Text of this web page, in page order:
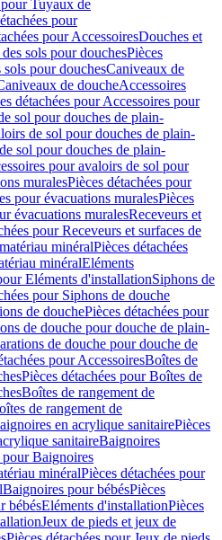
pour Tuyaux de
pour
pour AccessoiresDouches et
sols pour douchesPièces
sols pour douchesCaniveaux de
de doucheAccessoires
détachées pour Accessoires pour
sol pour douches de plain-
de sol pour douches de plain-
sol pour douches de plain-
pour avaloirs de sol pour
muralesPièces détachées pour
pour évacuations muralesPièces
évacuations muralesReceveurs et
pour Receveurs et surfaces de
minéralPièces détachées
minéralEléments
Eléments d'installationSiphons de
pour Siphons de douche
de douchePièces détachées pour
de douche pour douche de plain-
de douche pour douche de
pour AccessoiresBoîtes de
Pièces détachées pour Boîtes de
Boîtes de rangement de
de rangement de
en acrylique sanitairePièces
sanitaireBaignoires
pour Baignoires
minéralPièces détachées pour
Baignoires pour bébésPièces
bébésEléments d'installationPièces
Jeux de pieds et jeux de